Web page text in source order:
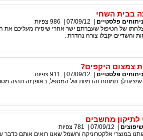
בבית השחי
ניתוחים פלסטיים 07/09/12
986 צפיות
של הטיפול שעברתם ישר אחרי שיסירו מעליכם את
והשדיים יקבלו צורה נהדרת .
צמצום היקפים?
ניתוחים פלסטיים 07/09/12
911 צפיות
לך תמונות והדמיות של המטפל, באופן זה תהיה
לתיקון מחשבים
שיפוצים 07/09/12
781 צפיות
במוצרי אלקטרוניקה וחשמל שאנו רואים אותם